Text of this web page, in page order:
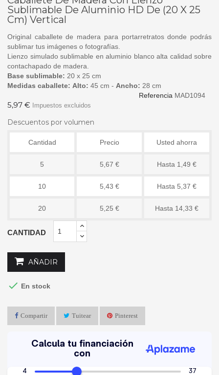
Sublimable De Aluminio HD De (20 X 25
Cm) Vertical
Original caballete de madera para portarretratos donde podrás
sublimar tus imágenes o fotografías.
Lienzo simulado sublimable en aluminio blanco alta calidad sobre
contachapado de madera.
Base sublimable: 20 x 25 cm
Medidas caballete: Alto: 45 cm - Ancho: 28 cm
Referencia MAD1094
5,97 € Impuestos excluidos
Descuentos por volumen
Cantidad Precio Usted ahorra
5 5,67 € Hasta 1,49 €
10 5,43 € Hasta 5,37 €
20 5,25 € Hasta 14,33 €
CANTIDAD
AÑADIR
 En stock
Compartir Tuitear Pinterest